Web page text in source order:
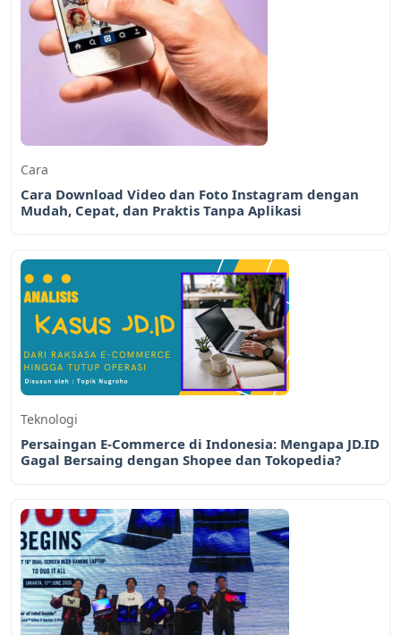
Cara
Cara Download Video dan Foto Instagram dengan
Mudah, Cepat, dan Praktis Tanpa Aplikasi
Teknologi
Persaingan E-Commerce di Indonesia: Mengapa JD.ID
Gagal Bersaing dengan Shopee dan Tokopedia?